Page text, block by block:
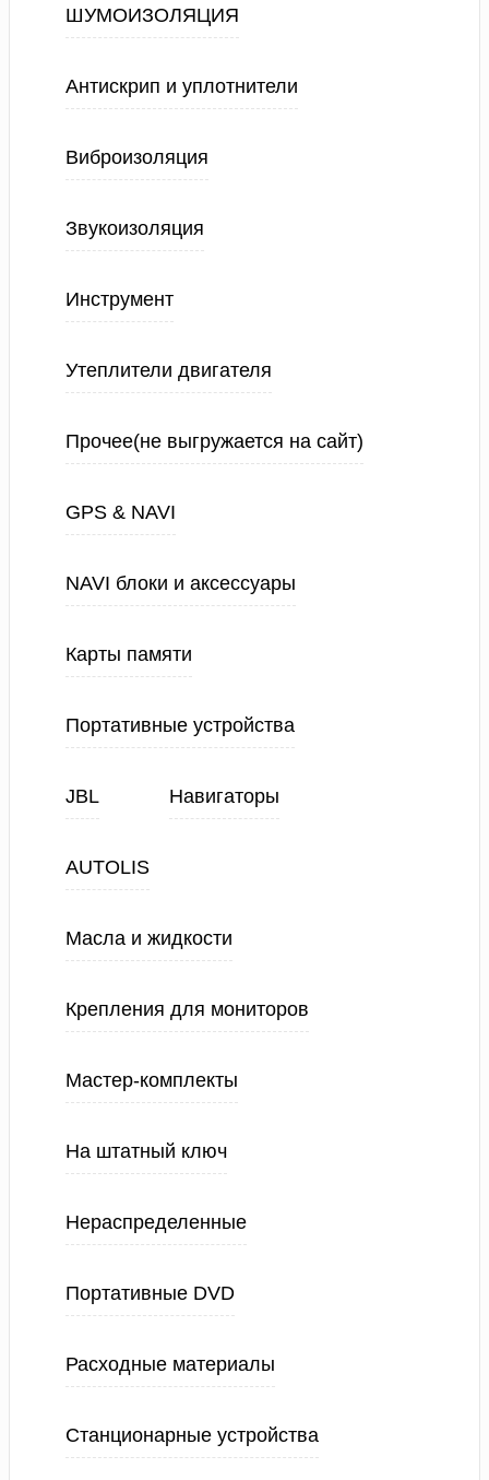
ШУМОИЗОЛЯЦИЯ
Антискрип и уплотнители
Виброизоляция
Звукоизоляция
Инструмент
Утеплители двигателя
Прочее(не выгружается на сайт)
GPS & NAVI
NAVI блоки и аксессуары
Карты памяти
Портативные устройства
JBL Навигаторы
AUTOLIS
Масла и жидкости
Крепления для мониторов
Мастер-комплекты
На штатный ключ
Нераспределенные
Портативные DVD
Расходные материалы
Станционарные устройства